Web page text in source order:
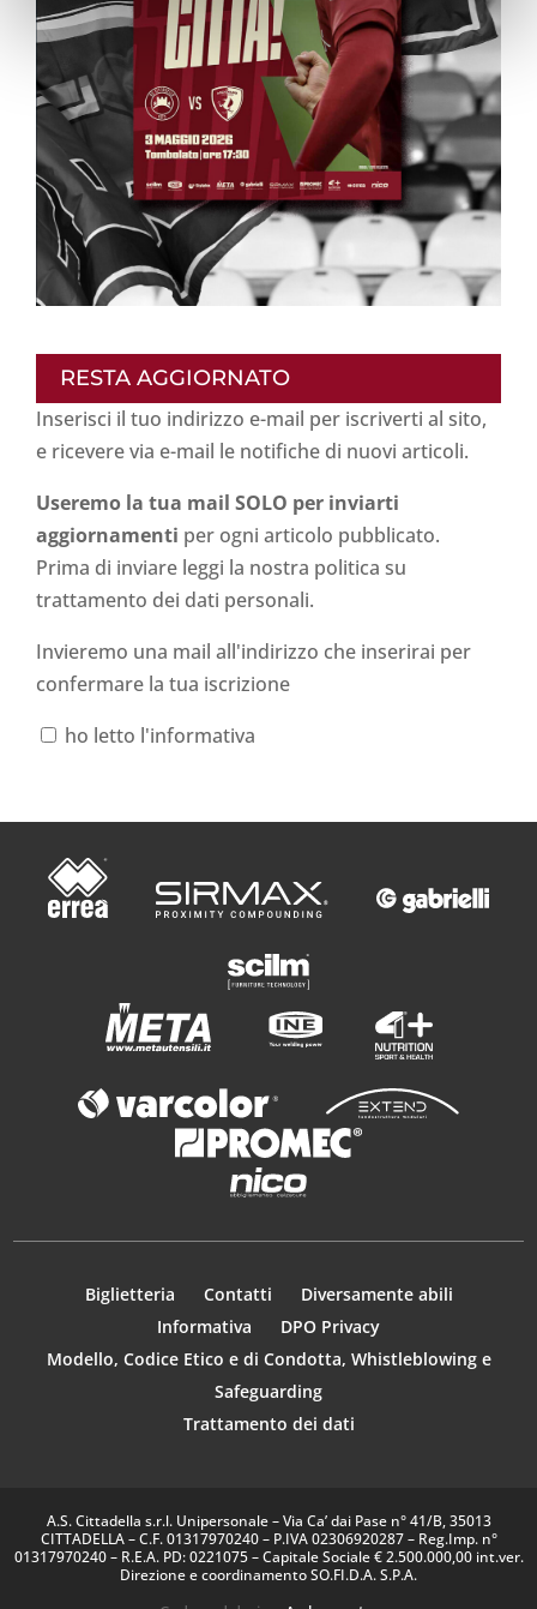
RESTA AGGIORNATO
Inserisci il tuo indirizzo e-mail per iscriverti al sito,
e ricevere via e-mail le notifiche di nuovi articoli.
Useremo la tua mail SOLO per inviarti
aggiornamenti per ogni articolo pubblicato.
Prima di inviare leggi la nostra politica su
trattamento dei dati personali.
Invieremo una mail all'indirizzo che inserirai per
confermare la tua iscrizione
ho letto l'informativa
Biglietteria Contatti
Diversamente abili
Informativa
DPO Privacy
Modello, Codice Etico e di Condotta, Whistleblowing e
Safeguarding
Trattamento dei dati
A.S. Cittadella s.r.l. Unipersonale – Via Ca’ dai Pase n° 41/B, 35013
CITTADELLA – C.F. 01317970240 – P.IVA 02306920287 – Reg.Imp. n°
01317970240 – R.E.A. PD: 0221075 – Capitale Sociale € 2.500.000,00 int.ver.
Direzione e coordinamento SO.FI.D.A. S.P.A.